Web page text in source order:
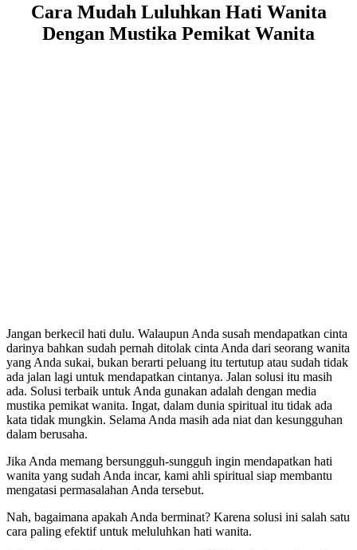
Cara Mudah Luluhkan Hati Wanita
Dengan Mustika Pemikat Wanita
Jangan berkecil hati dulu. Walaupun Anda susah mendapatkan cinta
darinya bahkan sudah pernah ditolak cinta Anda dari seorang wanita
yang Anda sukai, bukan berarti peluang itu tertutup atau sudah tidak
ada jalan lagi untuk mendapatkan cintanya. Jalan solusi itu masih
ada. Solusi terbaik untuk Anda gunakan adalah dengan media
mustika pemikat wanita. Ingat, dalam dunia spiritual itu tidak ada
kata tidak mungkin. Selama Anda masih ada niat dan kesungguhan
dalam berusaha.
Jika Anda memang bersungguh-sungguh ingin mendapatkan hati
wanita yang sudah Anda incar, kami ahli spiritual siap membantu
mengatasi permasalahan Anda tersebut.
Nah, bagaimana apakah Anda berminat? Karena solusi ini salah satu
cara paling efektif untuk meluluhkan hati wanita.